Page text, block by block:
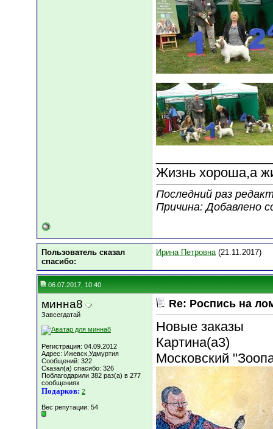
Жизнь хороша,а
Последний раз
Причина: Добавлено
Пользователь сказал
cпасибо:
Ирина Петровна(21.11.2017)
06.07.2017, 10:40
минна8
Завсегдатай
Регистрация: 04.09.2012
Адрес: Ижевск,Удмуртия
Сообщений: 322
Сказал(а) спасибо: 326
Поблагодарили 382 раз(а) в 277
сообщениях
Подарков: 2
Вес репутации: 54
Re: Роспись на
Новые заказы
Картина(а3)
Московский